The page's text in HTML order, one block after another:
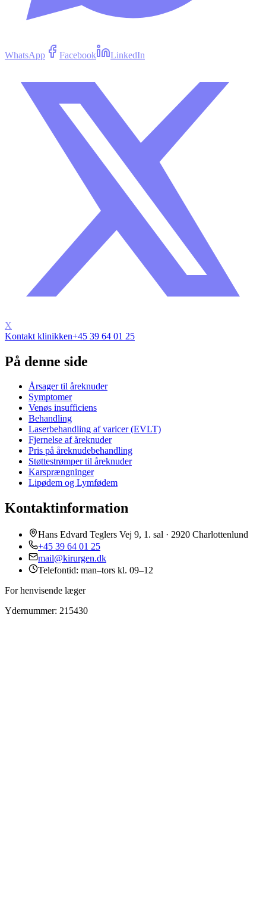
WhatsApp Facebook LinkedIn
X
Kontakt klinikken+45 39 64 01 25
På denne side
Årsager til åreknuder
Symptomer
Venøs insufficiens
Behandling
Laserbehandling af varicer (EVLT)
Fjernelse af åreknuder
Pris på åreknudebehandling
Støttestrømper til åreknuder
Karsprængninger
Lipødem og Lymfødem
Kontaktinformation
Hans Edvard Teglers Vej 9, 1. sal · 2920 Charlottenlund
+45 39 64 01 25
mail@kirurgen.dk
Telefontid: man–tors kl. 09–12
For henvisende læger
Ydernummer: 215430